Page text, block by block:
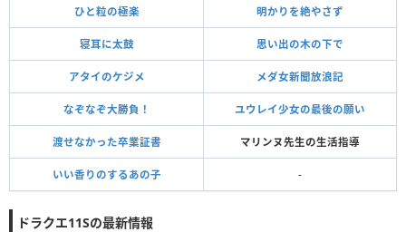
ひと粒の極楽 明かりを絶やさず
寝耳に太鼓 思い出の木の下で
アタイのケジメ メダ女新聞放浪記
なぞなぞ大勝負！ ユウレイ少女の最後の願い
渡せなかった卒業証書 マリンヌ先生の生活指導
いい香りのするあの子 -
ドラクエ11Sの最新情報